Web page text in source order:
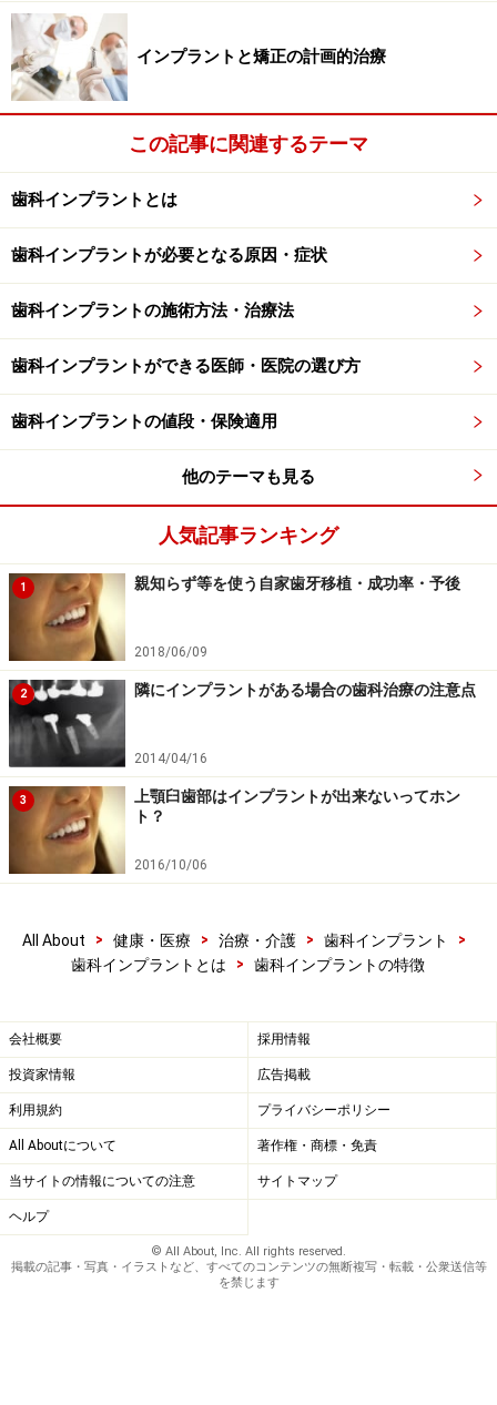
の天然歯との色や形態の調和が求められるようになりま
した。欠損部分の歯肉は痩せてしまうことが多いので、
ボリュームアップのための軟組織移植を行う事も高いゴ
ールを目指すためには必要不可欠となってきています。
歯科インプラントの一般的な治療の流れ
１．インプラント埋入
適切なサイズのインプラント体を顎骨に埋め込みます。
完全に歯肉を覆い改めて貫通させるのを２回法、最初か
ら貫通させる方法を１回法といいます。部位や個人で骨
質に大きな違いがありますので、環境に合わせた術式が
重要です。
２．骨結合（オステオインテグレーション）
チタンと歯槽骨は下顎で約２ヵ月、上顎で約３ヵ月で骨
結合します。骨補填をした場合は更に数カ月待たなけれ
ばならなくなることもあります。
３．上部構造の印象・咬合採得（型採りとかみ合わせ高
さの決定）
インプラント体と上部構造をつなぐアバットメントを同
時に製作する方法と、アバットメントを先に固定してか
ら製作する方法があります。また、アバットメントとイ
ンプラント体が一体化している１ピースタイプもありま
す。
４．装着
で固定する方法と、ネジで固定する方法があります。ま
た、アタッチメントと言われるものを装着して、着脱式
あります。
５．予後メンテナンス
日常のセルフケアだけでなく、歯科衛生士によるプロフ
ェッショナルケアを定期的に行う事をお勧めします。イ
ンプラントは天然歯にある歯根膜という緩衝材がないた
め、骨にダイレクトに荷重がかかります。また、天然歯
の歯周病と同じようなペリインプラントタイティスとい
う周囲組織の炎症も起きる可能性もありますのでメンテ
インプラントと矯正の計画的治療
この記事に関連するテーマ
歯科インプラントとは
歯科インプラントが必要となる原因・症状
歯科インプラントの施術方法・治療法
歯科インプラントができる医師・医院の選び方
歯科インプラントの値段・保険適用
他のテーマも見る
人気記事ランキング
1 親知らず等を使う自家歯牙移植・成功率・予後
2018/06/09
2 隣にインプラントがある場合の歯科治療の注意点
2014/04/16
3
上顎臼歯部はインプラントが出来ないってホン
ト？
2016/10/06
All About > 健康・医療 > 治療・介護 > 歯科インプラント
>
歯科インプラントとは
> 歯科インプラントの特徴
会社概要 採用情報
投資家情報 広告掲載
利用規約 プライバシーポリシー
All Aboutについて 著作権・商標・免責
当サイトの情報についての注意 サイトマップ
ヘルプ
© All About, Inc. All rights reserved.
掲載の記事・写真・イラストなど、すべてのコンテンツの無断複写・転載・公衆送信等
を禁じます